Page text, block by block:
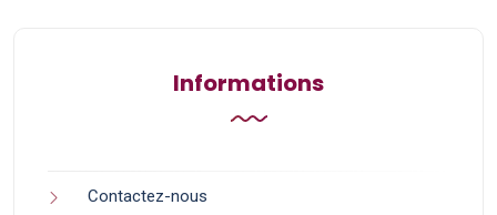
Informations
Contactez-nous